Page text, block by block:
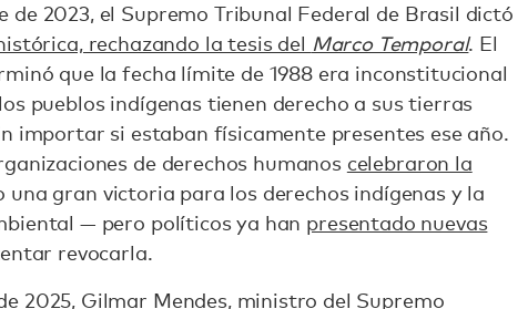
de 2023, el Supremo Tribunal Federal de Brasil dictó
rechazando la tesis del Marco Temporal. El
que la fecha límite de 1988 era inconstitucional
pueblos indígenas tienen derecho a sus tierras
importar si estaban físicamente presentes ese año.
de derechos humanos celebraron la
una gran victoria para los derechos indígenas y la
— pero políticos ya han presentado nuevas
revocarla.
2025, Gilmar Mendes, ministro del Supremo